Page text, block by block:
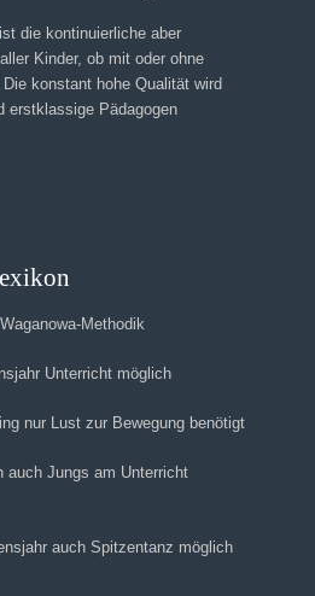
die kontinuierliche aber
Kinder, ob mit oder ohne
konstant hohe Qualität wird
erstklassige Pädagogen
Methodik
Unterricht möglich
nur Lust zur Bewegung benötigt
auch Jungs am Unterricht
auch Spitzentanz möglich